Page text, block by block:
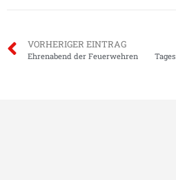
VORHERIGER EINTRAG
Ehrenabend der Feuerwehren